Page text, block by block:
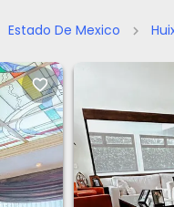
Estado De Mexico chevron_right
favorite_border